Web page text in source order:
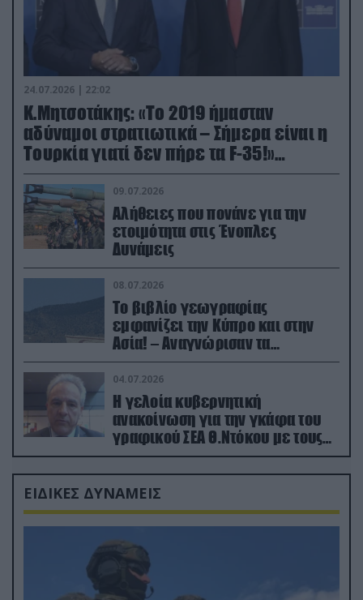
24.07.2026 | 22:02
Κ.Μητσοτάκης: «Το 2019 ήμασταν
αδύναμοι στρατιωτικά – Σήμερα είναι η
Τουρκία γιατί δεν πήρε τα F-35!»
(βίντεο)
09.07.2026
Αλήθειες που πονάνε για την
ετοιμότητα στις Ένοπλες
Δυνάμεις
08.07.2026
Το βιβλίο γεωγραφίας
εμφανίζει την Κύπρο και στην
Ασία! – Αναγνώρισαν τα
κατεχόμενα; (φωτο)
04.07.2026
Η γελοία κυβερνητική
ανακοίνωση για την γκάφα του
γραφικού ΣΕΑ Θ.Ντόκου με τους
Ρώσους φαρσέρ
ΕΙΔΙΚΕΣ ΔΥΝΑΜΕΙΣ